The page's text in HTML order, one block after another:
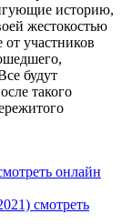
историю,
жестокостью
участников
будут
такого